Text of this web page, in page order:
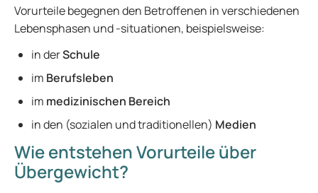
Vorurteile begegnen den Betroffenen in verschiedenen
Lebensphasen und -situationen, beispielsweise:
in derSchule
im Berufsleben
im medizinischen Bereich
in den (sozialen und traditionellen) Medien
Wie entstehen Vorurteile über
Übergewicht?